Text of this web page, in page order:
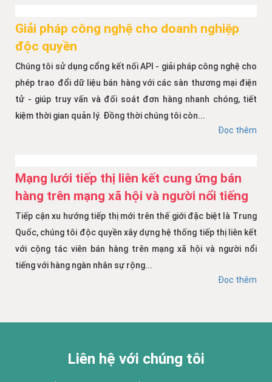
Giải pháp công nghệ cho doanh nghiệp
độc quyền
Chúng tôi sử dụng cổng kết nối API - giải pháp công nghệ cho
phép trao đổi dữ liệu bán hàng với các sàn thương mại điện
tử - giúp truy vấn và đối soát đơn hàng nhanh chóng, tiết
kiệm thời gian quản lý. Đồng thời chúng tôi còn...
Đọc thêm
Mạng lưới tiếp thị liên kết cung ứng bán
hàng trên mạng xã hội và người nổi tiếng
Tiếp cận xu hướng tiếp thị mới trên thế giới đặc biệt là Trung
Quốc, chúng tôi độc quyền xây dựng hệ thống tiếp thị liên kết
với cộng tác viên bán hàng trên mạng xã hội và người nổi
tiếng với hàng ngàn nhân sự rộng...
Đọc thêm
Liên hệ với chúng tôi